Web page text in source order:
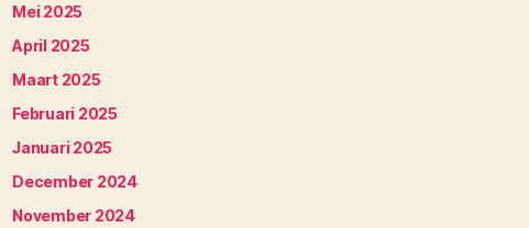
Mei 2025
April 2025
Maart 2025
Februari 2025
Januari 2025
December 2024
November 2024